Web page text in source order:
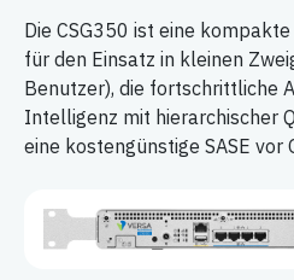
Die CSG350 ist eine
für den Einsatz in kleinen
Benutzer), die fortschrittliche
Intelligenz mit hierarchischer
eine kostengünstige SASE vor